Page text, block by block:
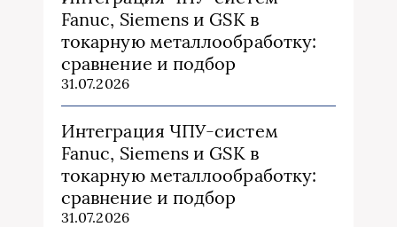
Fanuc, Siemens и GSK в
токарную металлообработку:
сравнение и подбор
31.07.2026
Интеграция ЧПУ-систем
Fanuc, Siemens и GSK в
токарную металлообработку:
сравнение и подбор
31.07.2026